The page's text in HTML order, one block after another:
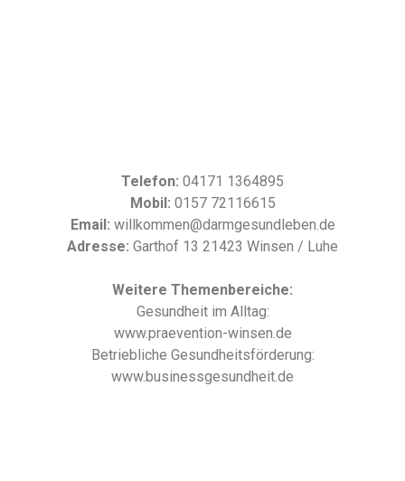
Telefon: 04171 1364895
Mobil: 0157 72116615
Email: willkommen@darmgesundleben.de
Adresse: Garthof 13 21423 Winsen / Luhe
Weitere Themenbereiche:
Gesundheit im Alltag:
www.praevention-winsen.de
Betriebliche Gesundheitsförderung:
www.businessgesundheit.de